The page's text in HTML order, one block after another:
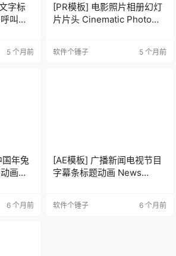
字标
叫指
5 个月前
[PR模板] 电影照片相册幻灯
片片头 Cinematic Photo
软件个锤子 5 个月前
年兔
画
6 个月前
[AE模板] 广播新闻电视节目
字幕条标题动画 News
软件个锤子 6 个月前